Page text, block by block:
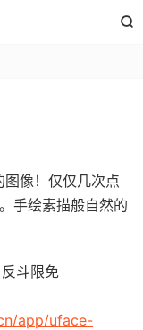

像！仅仅几次点
手绘素描般自然的
app/uface-